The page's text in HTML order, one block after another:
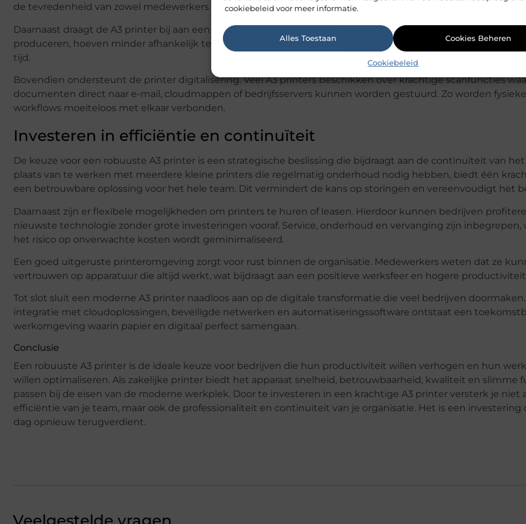
cookiebeleid voor meer informatie.
Alles Toestaan Cookies Beheren
Cookiebeleid
de tevredenheid van zowel medewerkers als klanten.
Daarnaast draagt de A3 printer bij aan een professionelere uitstraling. Bedrijven die intern hoogwaardige prints
produceren, hoeven minder afhankelijk te zijn van externe drukwerkpartners. Dat scheelt niet alleen kosten,
tijd.
Bovendien ondersteunt de printer digitalisering. Veel A3 printers beschikken over krachtige scanfuncties
documenten direct naar e-mail, cloudmappen of bedrijfsservers kunnen worden gestuurd. Zo worden
workflows moeiteloos met elkaar verbonden.
Investeren in efficiëntie en continuïteit
De keuze voor een robuuste A3 printer is een strategische beslissing die bijdraagt aan de continuïteit van het
plaats van te werken met meerdere kleine printers die regelmatig onderhoud nodig hebben, biedt één
een betrouwbare oplossing voor het hele team. Dit vermindert de kans op storingen en vereenvoudigt het
Daarnaast zijn er flexibele mogelijkheden om printers te huren of leasen. Hierdoor kunnen bedrijven
nieuwste technologie zonder grote investeringen vooraf. Service, onderhoud en vervanging zijn inbegrepen,
het risico op onverwachte kosten wordt geminimaliseerd.
Een goed uitgeruste printeromgeving zorgt voor rust binnen de organisatie. Medewerkers weten dat ze
vertrouwen op apparatuur die altijd werkt, wat bijdraagt aan een positieve werksfeer en hogere
Tot slot sluit een moderne A3 printer naadloos aan op de digitale transformatie die veel bedrijven
integratie met cloudoplossingen, beveiligde netwerken en automatiseringssoftware ontstaat een
werkomgeving waarin papier en digitaal perfect samengaan.
Conclusie
Een robuuste A3 printer is de ideale keuze voor bedrijven die hun productiviteit willen verhogen en hun
willen optimaliseren. Als zakelijke printer biedt het apparaat snelheid, betrouwbaarheid, kwaliteit en slimme
passen bij de eisen van de moderne werkplek. Door te investeren in een krachtige A3 printer versterk je niet
efficiëntie van je team, maar ook de professionaliteit en continuïteit van je organisatie. Het is een investering
dag opnieuw terugverdient.